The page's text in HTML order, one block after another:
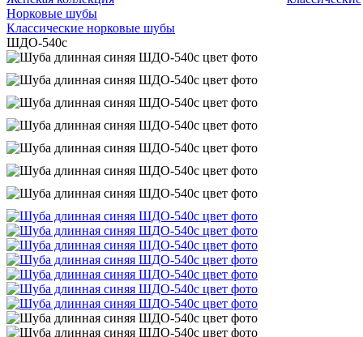
Норковые шубы
Классические норковые шубы
ШДО-540с